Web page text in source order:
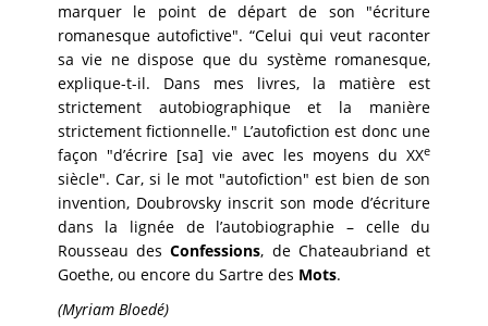
marquer le point de départ de son "écriture
romanesque autofictive". “Celui qui veut raconter
sa vie ne dispose que du système romanesque,
explique-t-il. Dans mes livres, la matière est
strictement autobiographique et la manière
strictement fictionnelle." L’autofiction est donc une
façon "d’écrire [sa] vie avec les moyens du XXe
siècle". Car, si le mot "autofiction" est bien de son
invention, Doubrovsky inscrit son mode d’écriture
dans la lignée de l’autobiographie – celle du
Rousseau desConfessions, de Chateaubriand et
Goethe, ou encore du Sartre des Mots.
(Myriam Bloedé)